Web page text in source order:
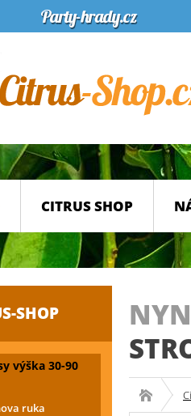
CITRUS SHOP
SHOP
výška 30-90
ruka